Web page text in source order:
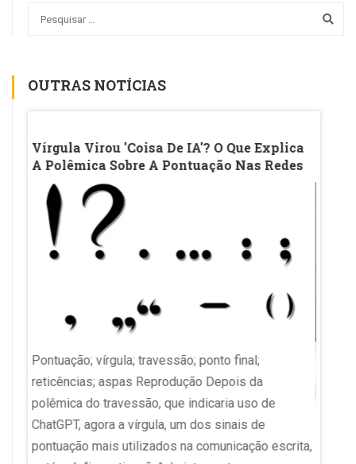
OUTRAS NOTÍCIAS
Vírgula Virou 'coisa De IA'? O Que Explica
A Polêmica Sobre A Pontuação Nas Redes
Pontuação; vírgula; travessão; ponto final;
reticências; aspas Reprodução Depois da
polêmica do travessão, que indicaria uso de
ChatGPT, agora a vírgula, um dos sinais de
pontuação mais utilizados na comunicação escrita,